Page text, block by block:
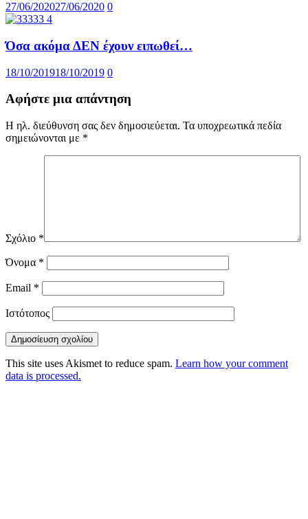
27/06/202027/06/2020 0
Όσα ακόμα ΔΕΝ έχουν ειπωθεί…
18/10/201918/10/2019 0
Αφήστε μια απάντηση
Η ηλ. διεύθυνση σας δεν δημοσιεύεται. Τα υποχρεωτικά πεδία
σημειώνονται με *
Σχόλιο *
Όνομα *
Email *
Ιστότοπος
This site uses Akismet to reduce spam. Learn how your comment
data is processed.